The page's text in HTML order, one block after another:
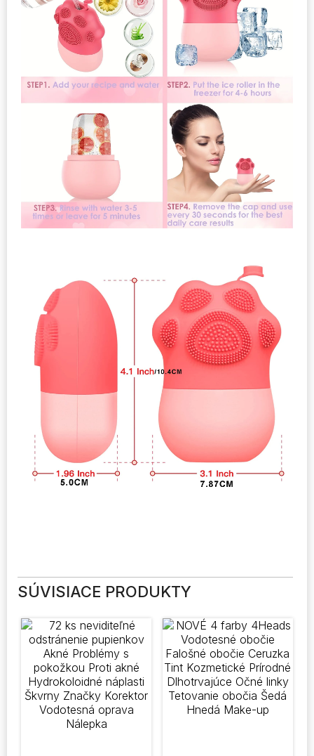
SÚVISIACE PRODUKTY